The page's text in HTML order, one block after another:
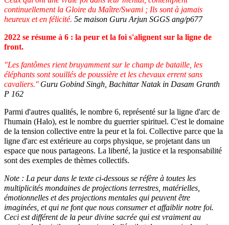
continuellement la Gloire du Maître/Swami ; Ils sont à jamais
heureux et en félicité. 5e maison Guru Arjun SGGS ang/p677
2022 se résume à 6 : la peur et la foi s'alignent sur la ligne de
front.
"Les fantômes rient bruyamment sur le champ de bataille, les
éléphants sont souillés de poussière et les chevaux errent sans
cavaliers.''Guru Gobind Singh, Bachittar Natak in Dasam Granth
P 162
Parmi d'autres qualités, le nombre 6, représenté sur la ligne d'arc de
l'humain (Halo), est le nombre du guerrier spirituel. C'est le domaine
de la tension collective entre la peur et la foi. Collective parce que la
ligne d'arc est extérieure au corps physique, se projetant dans un
espace que nous partageons. La liberté, la justice et la responsabilité
sont des exemples de thèmes collectifs.
Note : La peur dans le texte ci-dessous se réfère à toutes les
multiplicités mondaines de projections terrestres, matérielles,
émotionnelles et des projections mentales qui peuvent être
imaginées, et qui ne font que nous consumer et affaiblir notre foi.
Ceci est différent de la peur divine sacrée qui est vraiment au